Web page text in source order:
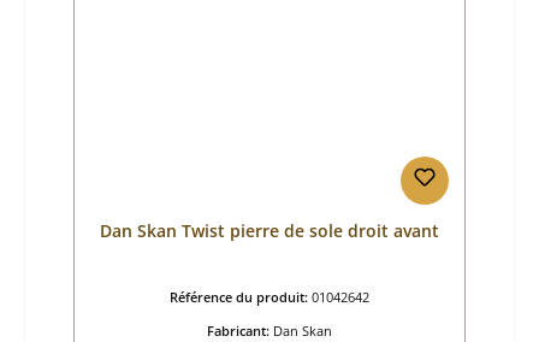
Dan Skan Twist pierre de sole droit avant
Référence du produit: 01042642
Fabricant: Dan Skan